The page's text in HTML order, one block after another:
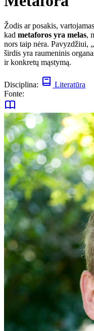
Žodis ar posakis,
kad metaforos yra melas,
nors taip nėra. Pavyzdžiui,
širdis yra raumeninis
ir konkretų mąstymą.
Disciplina:
Literatūra
Fonte: